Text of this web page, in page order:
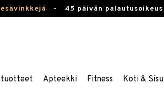
- 45 päivän
Apteekki Fitness Koti &